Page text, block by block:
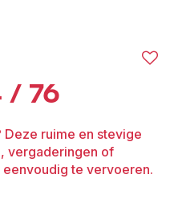
/ 76
ruime en stevige
vergaderingen of
te vervoeren.